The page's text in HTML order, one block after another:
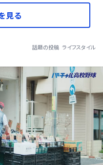
見る
話題の投稿 ライフスタイル